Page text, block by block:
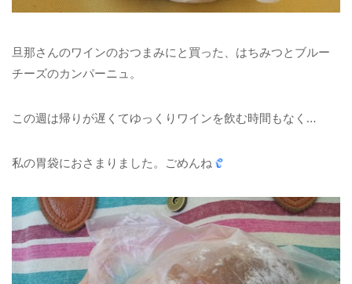
旦那さんのワインのおつまみにと買った、はちみつとブルー
チーズのカンパーニュ。
この週は帰りが遅くてゆっくりワインを飲む時間もなく…
私の胃袋におさまりました。ごめんね